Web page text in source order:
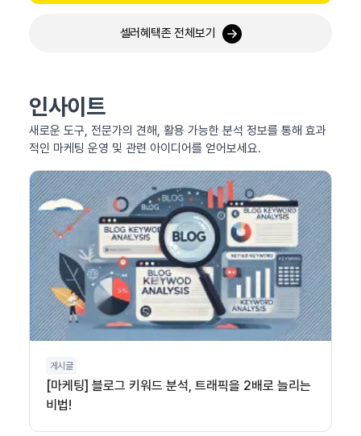
셀러혜택존 전체보기
인사이트
새로운 도구, 전문가의 견해, 활용 가능한 분석 정보를 통해 효과
적인 마케팅 운영 및 관련 아이디어를 얻어보세요.
게시글
[마케팅] 블로그 키워드 분석, 트래픽을 2배로 늘리는
비법!